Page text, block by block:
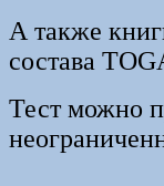
А также
состава
Тест можно